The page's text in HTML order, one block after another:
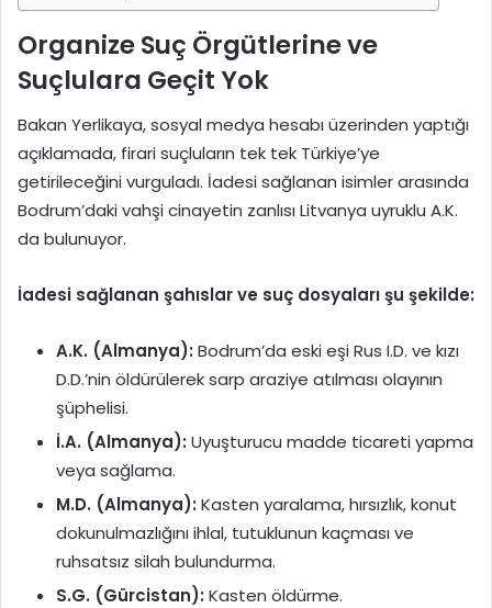
Organize Suç Örgütlerine ve
Suçlulara Geçit Yok
Bakan Yerlikaya, sosyal medya hesabı üzerinden yaptığı
açıklamada, firari suçluların tek tek Türkiye’ye
getirileceğini vurguladı. İadesi sağlanan isimler arasında
Bodrum’daki vahşi cinayetin zanlısı Litvanya uyruklu A.K.
da bulunuyor.
İadesi sağlanan şahıslar ve suç dosyaları şu şekilde:
A.K. (Almanya): Bodrum’da eski eşi Rus I.D. ve kızı
D.D.’nin öldürülerek sarp araziye atılması olayının
şüphelisi.
İ.A. (Almanya): Uyuşturucu madde ticareti yapma
veya sağlama.
M.D. (Almanya): Kasten yaralama, hırsızlık, konut
dokunulmazlığını ihlal, tutuklunun kaçması ve
ruhsatsız silah bulundurma.
S.G. (Gürcistan): Kasten öldürme.